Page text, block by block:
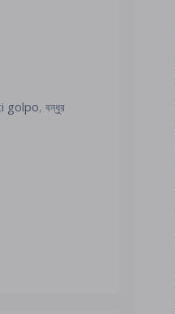
golpo,বন্ধুর